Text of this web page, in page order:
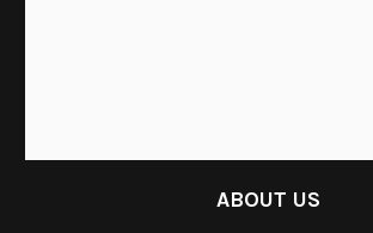
ABOUT US